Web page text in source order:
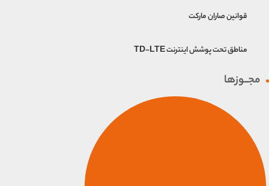
قوانین صاران مارکت
مناطق تحت پوشش اینترنت TD-LTE
مجــوزها